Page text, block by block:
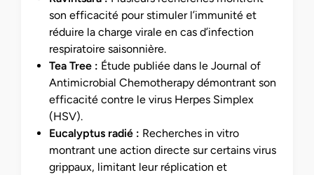
son efficacité pour stimuler l’immunité et
réduire la charge virale en cas d’infection
respiratoire saisonnière.
Tea Tree : Étude publiée dans le Journal of
Antimicrobial Chemotherapy démontrant son
efficacité contre le virus Herpes Simplex
(HSV).
Eucalyptus radié : Recherches in vitro
montrant une action directe sur certains virus
grippaux, limitant leur réplication et